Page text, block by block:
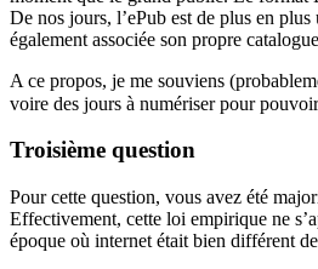
De nos jours, l’ePub est de plus en
également associée son propre
A ce propos, je me souviens
voire des jours à numériser pour
Troisième question
Pour cette question, vous avez été
Effectivement, cette loi empirique ne
époque où internet était bien différent